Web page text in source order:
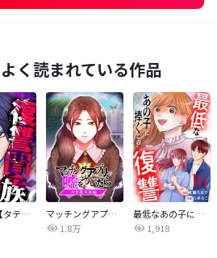
く読まれている作品
復讐貴族【タテヨミ】
マッチングアプリで嘘をついたら～向井地未来編～【タテヨミ】
1.8万
最低なあの子に捧ぐこの復讐 分冊版
1,918